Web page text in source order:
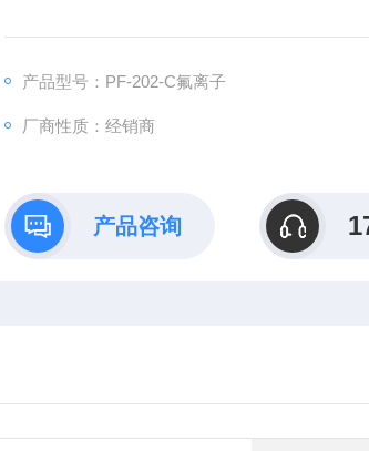
产品型号：PF-202-C氟离子
厂商性质：经销商
产品咨询